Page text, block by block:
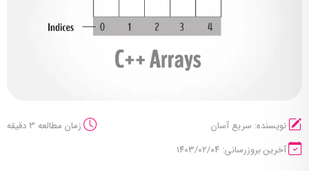
نویسنده: سریع آسان
زمان مطالعه 3 دقیقه
آخرین بروزرسانی: ۱۴۰۳/۰۲/۰۴